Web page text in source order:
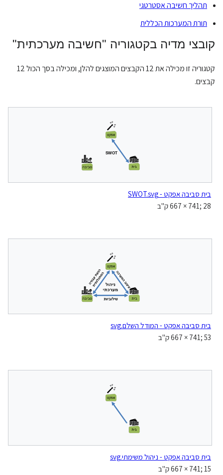
תהליך חשיבה אסטרטגי
תורת המערכות הכללית
קובצי מדיה בקטגוריה "חשיבה מערכתית"
קטגוריה זו מכילה את 12 הקבצים המוצגים להלן, ומכילה בסך הכול 12
קבצים.
בית סביבה אפקט - SWOT.svg
‪667 × 741‬; 28 ק"ב
בית סביבה אפקט - המודל השלם.svg
‪667 × 741‬; 53 ק"ב
בית סביבה אפקט - ניהול משימתי.svg
‪667 × 741‬; 15 ק"ב